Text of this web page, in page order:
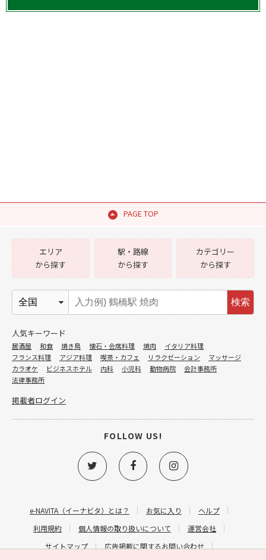
PAGE TOP
e-NAVITA（イーナビタ）とは？ お気に入り
ヘルプ
利用規約
個人情報の取り扱いについて
運営会社
サイトマップ
広告掲載に関するお問い合わせ
エリア
から探す
駅・路線
から探す
カテゴリー
から探す
検索
人気キーワード
居酒屋 和食 焼き鳥 懐石・会席料理 焼肉
イタリア料理
フランス料理
アジア料理 喫茶・カフェ リラクゼーション
マッサージ
カラオケ
ビジネスホテル 内科 小児科 動物病院
会計事務所
法律事務所
掲載者ログイン
FOLLOW US!